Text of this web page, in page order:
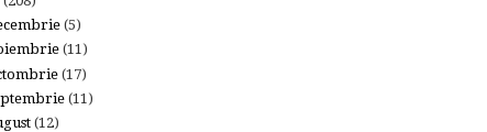
(5)
(11)
(17)
(11)
(12)